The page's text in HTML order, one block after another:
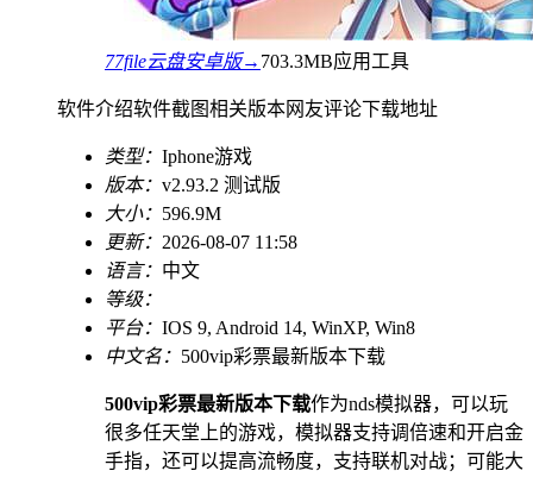
77file云盘安卓版→ 703.3MB应用工具
软件介绍软件截图相关版本网友评论下载地址
类型： Iphone游戏
版本： v2.93.2 测试版
大小： 596.9M
更新： 2026-08-07 11:58
语言： 中文
等级：
平台： IOS 9, Android 14, WinXP, Win8
中文名： 500vip彩票最新版本下载
500vip彩票最新版本下载作为nds模拟器，可以玩
很多任天堂上的游戏，模拟器支持调倍速和开启金
手指，还可以提高流畅度，支持联机对战；可能大